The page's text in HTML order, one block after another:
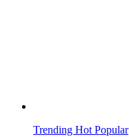
Trending HotPopular